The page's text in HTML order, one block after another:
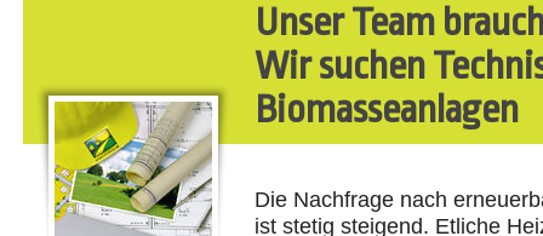
Unser Team
Wir suchen
Biomasseanlagen
Die Nachfrage nach
ist stetig steigend. Etliche